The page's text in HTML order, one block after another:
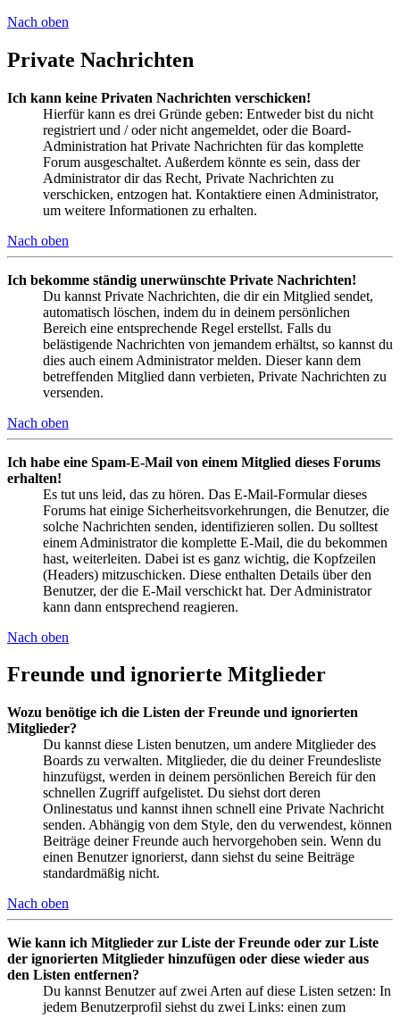
Nach oben
Private Nachrichten
Ich kann keine Privaten Nachrichten verschicken!
Hierfür kann es drei Gründe geben: Entweder bist du nicht
registriert und / oder nicht angemeldet, oder die Board-
Administration hat Private Nachrichten für das komplette
Forum ausgeschaltet. Außerdem könnte es sein, dass der
Administrator dir das Recht, Private Nachrichten zu
verschicken, entzogen hat. Kontaktiere einen Administrator,
um weitere Informationen zu erhalten.
Nach oben
Ich bekomme ständig unerwünschte Private Nachrichten!
Du kannst Private Nachrichten, die dir ein Mitglied sendet,
automatisch löschen, indem du in deinem persönlichen
Bereich eine entsprechende Regel erstellst. Falls du
belästigende Nachrichten von jemandem erhältst, so kannst du
dies auch einem Administrator melden. Dieser kann dem
betreffenden Mitglied dann verbieten, Private Nachrichten zu
versenden.
Nach oben
Ich habe eine Spam-E-Mail von einem Mitglied dieses Forums
erhalten!
Es tut uns leid, das zu hören. Das E-Mail-Formular dieses
Forums hat einige Sicherheitsvorkehrungen, die Benutzer, die
solche Nachrichten senden, identifizieren sollen. Du solltest
einem Administrator die komplette E-Mail, die du bekommen
hast, weiterleiten. Dabei ist es ganz wichtig, die Kopfzeilen
(Headers) mitzuschicken. Diese enthalten Details über den
Benutzer, der die E-Mail verschickt hat. Der Administrator
kann dann entsprechend reagieren.
Nach oben
Freunde und ignorierte Mitglieder
Wozu benötige ich die Listen der Freunde und ignorierten
Mitglieder?
Du kannst diese Listen benutzen, um andere Mitglieder des
Boards zu verwalten. Mitglieder, die du deiner Freundesliste
hinzufügst, werden in deinem persönlichen Bereich für den
schnellen Zugriff aufgelistet. Du siehst dort deren
Onlinestatus und kannst ihnen schnell eine Private Nachricht
senden. Abhängig von dem Style, den du verwendest, können
Beiträge deiner Freunde auch hervorgehoben sein. Wenn du
einen Benutzer ignorierst, dann siehst du seine Beiträge
standardmäßig nicht.
Nach oben
Wie kann ich Mitglieder zur Liste der Freunde oder zur Liste
der ignorierten Mitglieder hinzufügen oder diese wieder aus
den Listen entfernen?
Du kannst Benutzer auf zwei Arten auf diese Listen setzen: In
jedem Benutzerprofil siehst du zwei Links: einen zum